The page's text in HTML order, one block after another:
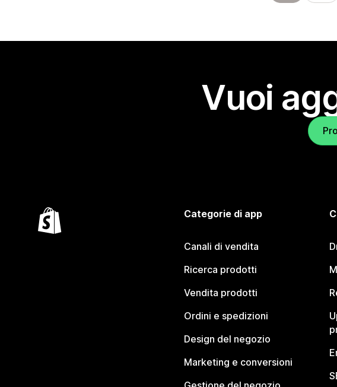
Vuoi
Categorie di app
Canali di vendita
Ricerca prodotti
Vendita prodotti
Ordini e spedizioni
Design del negozio
Marketing e conversioni